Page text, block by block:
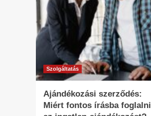
Szolgáltatás
Ajándékozási szerződés:
Miért fontos írásba foglalni